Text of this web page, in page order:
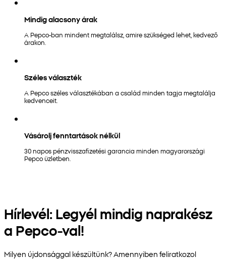
Mindig alacsony árak
A Pepco-ban mindent megtalálsz, amire szükséged lehet, kedvező
árakon.
Széles választék
A Pepco széles választékában a család minden tagja megtalálja
kedvenceit.
Vásárolj fenntartások nélkül
30 napos pénzvisszafizetési garancia minden magyarországi
Pepco üzletben.
Hírlevél: Legyél mindig naprakész
a Pepco-val!
Milyen újdonsággal készültünk? Amennyiben feliratkozol